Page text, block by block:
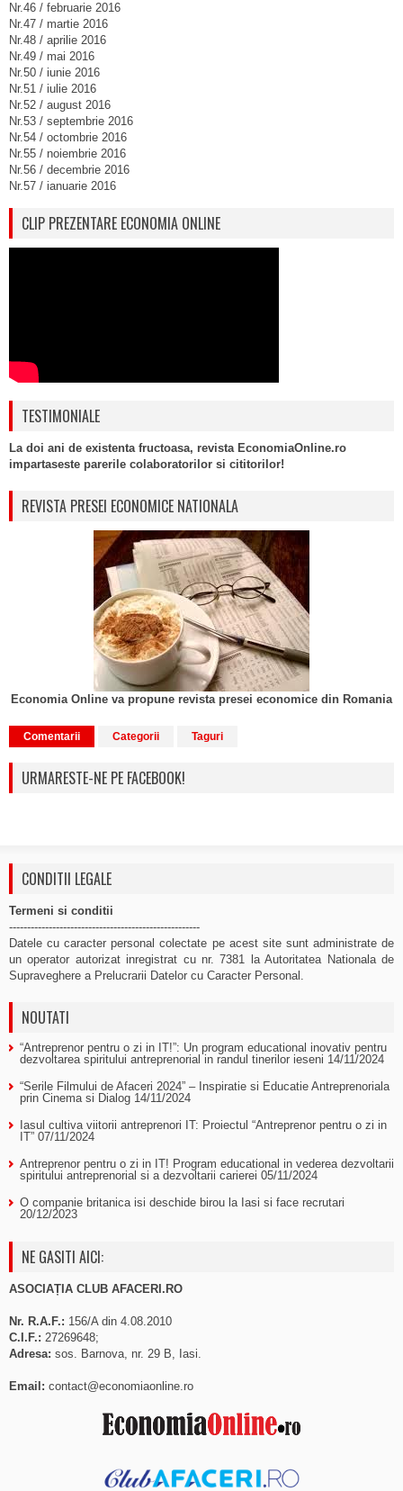
Nr.46 / februarie 2016
Nr.47 / martie 2016
Nr.48 / aprilie 2016
Nr.49 / mai 2016
Nr.50 / iunie 2016
Nr.51 / iulie 2016
Nr.52 / august 2016
Nr.53 / septembrie 2016
Nr.54 / octombrie 2016
Nr.55 / noiembrie 2016
Nr.56 / decembrie 2016
Nr.57 / ianuarie 2016
CLIP PREZENTARE ECONOMIA ONLINE
TESTIMONIALE
La doi ani de existenta fructoasa, revista EconomiaOnline.ro
impartaseste parerile colaboratorilor si cititorilor!
REVISTA PRESEI ECONOMICE NATIONALA
Economia Online va propune revista presei economice din Romania
Comentarii Categorii Taguri
URMARESTE-NE PE FACEBOOK!
CONDITII LEGALE
Termeni si conditii
-----------------------------------------------------
Datele cu caracter personal colectate pe acest site sunt administrate de
un operator autorizat inregistrat cu nr. 7381 la Autoritatea Nationala de
Supraveghere a Prelucrarii Datelor cu Caracter Personal.
NOUTATI
“Antreprenor pentru o zi in IT!”: Un program educational inovativ pentru
dezvoltarea spiritului antreprenorial in randul tinerilor ieseni 14/11/2024
“Serile Filmului de Afaceri 2024” – Inspiratie si Educatie Antreprenoriala
prin Cinema si Dialog 14/11/2024
Iasul cultiva viitorii antreprenori IT: Proiectul “Antreprenor pentru o zi in
IT” 07/11/2024
Antreprenor pentru o zi in IT! Program educational in vederea dezvoltarii
spiritului antreprenorial si a dezvoltarii carierei 05/11/2024
O companie britanica isi deschide birou la Iasi si face recrutari
20/12/2023
NE GASITI AICI:
ASOCIAȚIA CLUB AFACERI.RO
Nr. R.A.F.: 156/A din 4.08.2010
C.I.F.: 27269648;
Adresa: sos. Barnova, nr. 29 B, Iasi.
Email: contact@economiaonline.ro